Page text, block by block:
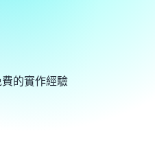
的實作經驗